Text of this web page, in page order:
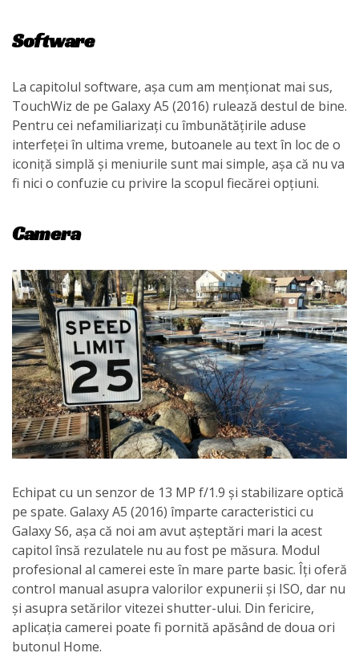
Software
La capitolul software, așa cum am menționat mai sus,
TouchWiz de pe Galaxy A5 (2016) rulează destul de bine.
Pentru cei nefamiliarizați cu îmbunătățirile aduse
interfeței în ultima vreme, butoanele au text în loc de o
iconiță simplă și meniurile sunt mai simple, așa că nu va
fi nici o confuzie cu privire la scopul fiecărei opțiuni.
Camera
Echipat cu un senzor de 13 MP f/1.9 și stabilizare optică
pe spate. Galaxy A5 (2016) împarte caracteristici cu
Galaxy S6, așa că noi am avut așteptări mari la acest
capitol însă rezulatele nu au fost pe măsura. Modul
profesional al camerei este în mare parte basic. Îți oferă
control manual asupra valorilor expunerii și ISO, dar nu
și asupra setărilor vitezei shutter-ului. Din fericire,
aplicația camerei poate fi pornită apăsând de doua ori
butonul Home.